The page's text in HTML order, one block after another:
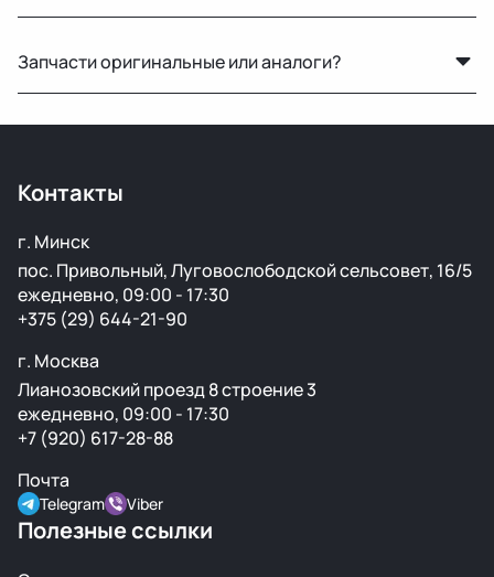
Benz, Toyota, Lexus, GMC, Chevrolet и других
популярных марок.
Запчасти оригинальные или аналоги?
Контакты
г. Минск
пос. Привольный, Луговослободской сельсовет, 16/5
ежедневно, 09:00 - 17:30
+375 (29) 644-21-90
г. Москва
Лианозовский проезд 8 строение 3
ежедневно, 09:00 - 17:30
+7 (920) 617-28-88
Почта
Telegram Viber
Полезные ссылки